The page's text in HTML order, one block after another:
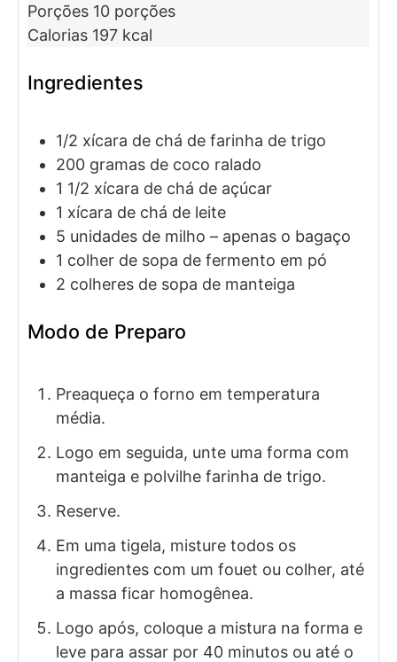
Porções 10 porções
Calorias 197 kcal
Ingredientes
1/2 xícara de chá de farinha de trigo
200 gramas de coco ralado
1 1/2 xícara de chá de açúcar
1 xícara de chá de leite
5 unidades de milho – apenas o bagaço
1 colher de sopa de fermento em pó
2 colheres de sopa de manteiga
Modo de Preparo
Preaqueça o forno em temperatura
média.
Logo em seguida, unte uma forma com
manteiga e polvilhe farinha de trigo.
Reserve.
Em uma tigela, misture todos os
ingredientes com um fouet ou colher, até
a massa ficar homogênea.
Logo após, coloque a mistura na forma e
leve para assar por 40 minutos ou até o